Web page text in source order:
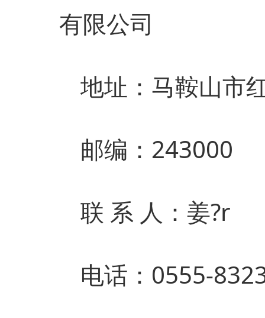
有限公司
地址：马鞍山市
邮编：243000
联 系 人：姜?r
电话：0555-